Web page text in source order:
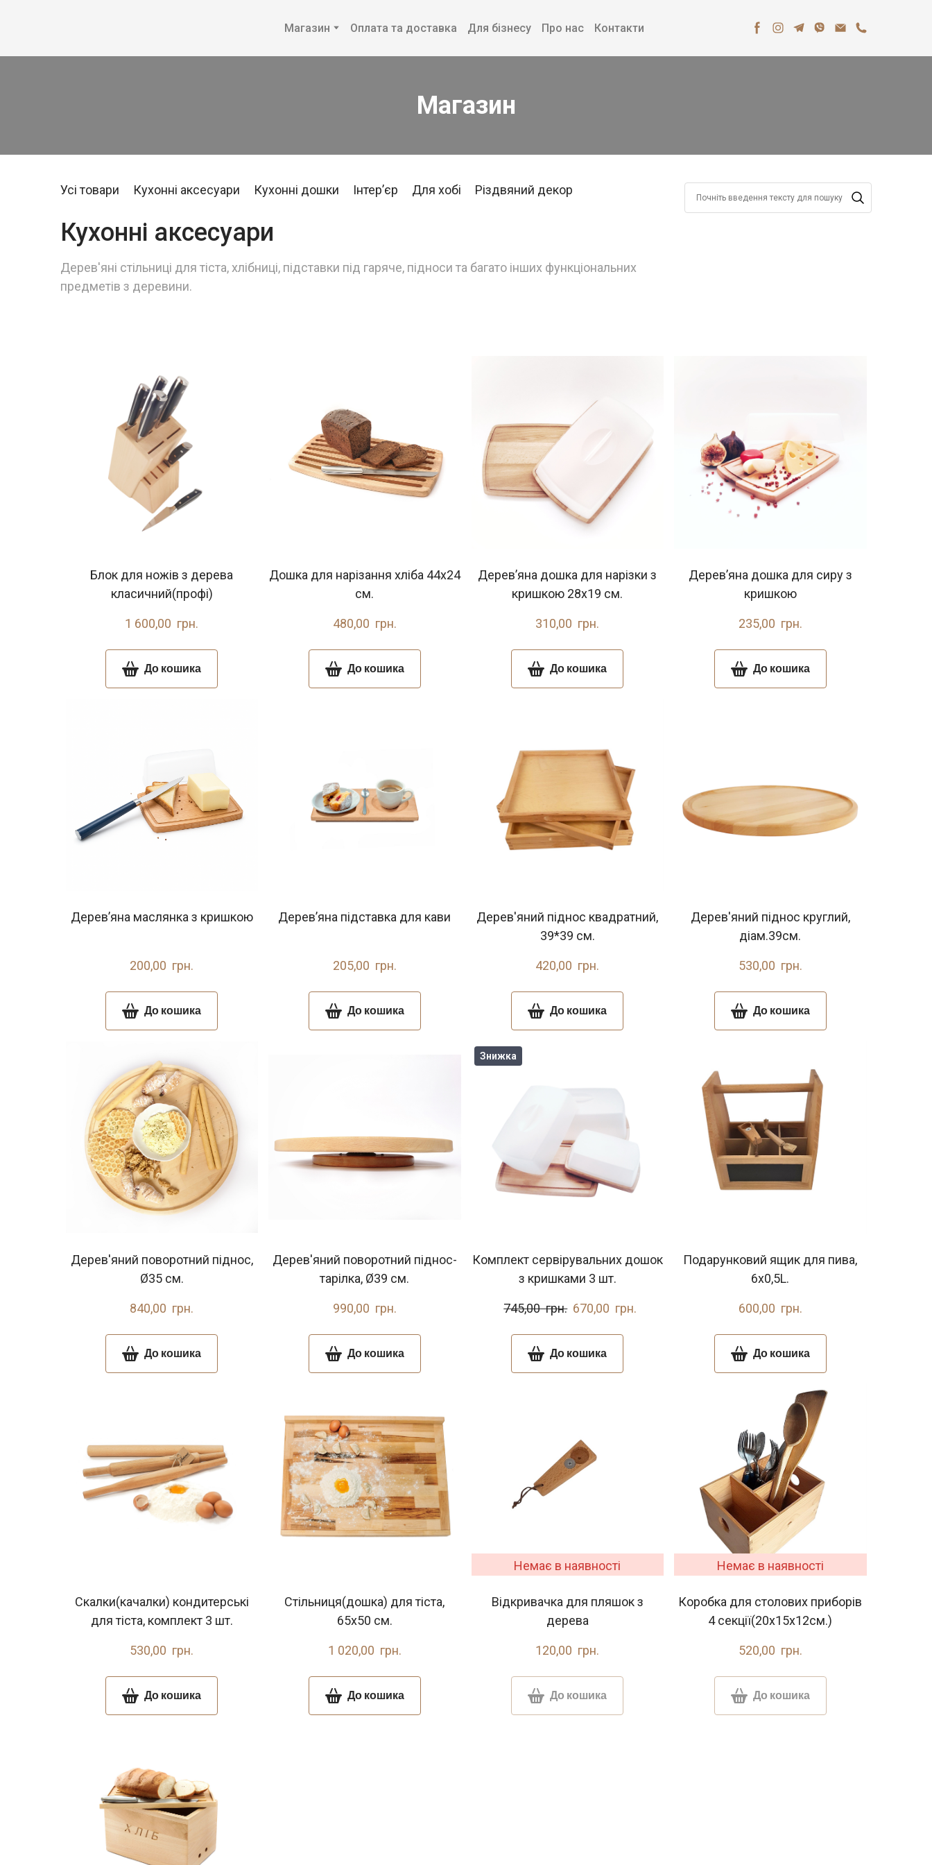
Магазин Оплата та доставка Для бізнесу Про нас Контакти
Магазин
Усі товари Кухонні аксесуари Кухонні дошки Інтерʼєр Для хобі Різдвяний декор
Кухонні аксесуари
Дерев'яні стільниці для тіста, хлібниці, підставки під гаряче, підноси та багато інших функціональних
предметів з деревини.
Блок для ножів з дерева
класичний(профі)
1 600,00  грн.
До кошика
Дoшка для нарiзання хлібa 44x24
см.
480,00  грн.
До кошика
Дерев’яна дошка для нарізки з
кришкою 28х19 см.
310,00  грн.
До кошика
Дерев’яна дошка для сиру з
кришкою
235,00  грн.
До кошика
Дерев’яна маслянка з кришкою
200,00  грн.
До кошика
Дерев’яна підставка для кави
205,00  грн.
До кошика
Дерев'яний піднос квадратний,
39*39 см.
420,00  грн.
До кошика
Дерев'яний піднос круглий,
діам.39см.
530,00  грн.
До кошика
Дерев'яний поворотний піднос,
Ø35 см.
840,00  грн.
До кошика
Дерев'яний поворотний піднос-
тарілка, Ø39 см.
990,00  грн.
До кошика
Знижка
Комплект сервірувальних дошок
з кришками 3 шт.
745,00  грн. 670,00  грн.
До кошика
Подарунковий ящик для пива,
6x0,5L.
600,00  грн.
До кошика
Скалки(качалки) кондитерські
для тіста, комплект 3 шт.
530,00  грн.
До кошика
Стільниця(дошка) для тіста,
65x50 см.
1 020,00  грн.
До кошика
Немає в наявності
Відкривачка для пляшок з
дерева
120,00  грн.
До кошика
Немає в наявності
Коробка для столових приборів
4 секції(20х15х12см.)
520,00  грн.
До кошика